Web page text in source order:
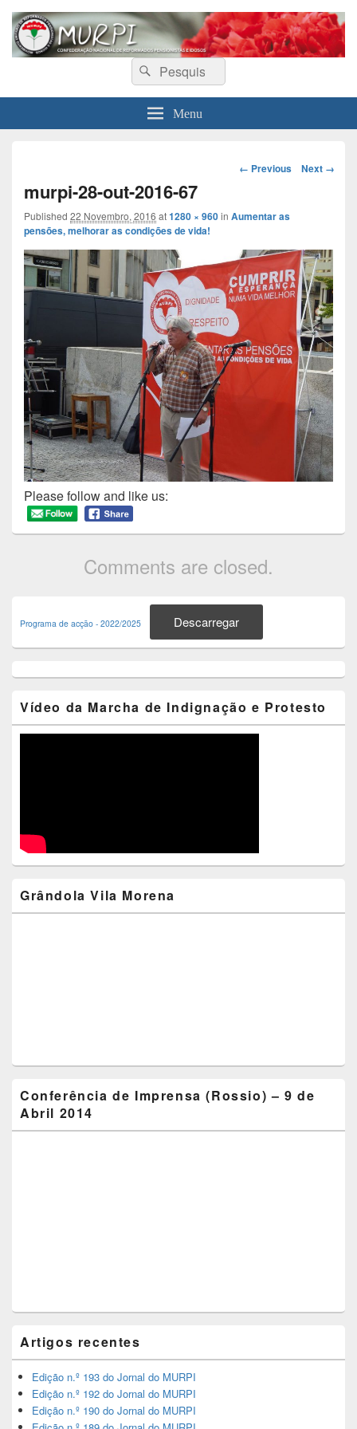
MURPI
Confederação Nacional de Reformados, Pensionistas e Idosos
Search
for:
Search
Menu
Image
← Previous Next →
murpi-28-out-2016-67
Published 22 Novembro, 2016 at1280 × 960in Aumentar as
pensões, melhorar as condições de vida!
Please follow and like us:
Comments are closed.
Sidebar
Widget
Area
Programa de acção - 2022/2025 Descarregar
Vídeo da Marcha de Indignação e Protesto
Grândola Vila Morena
Conferência de Imprensa (Rossio) – 9 de
Abril 2014
Artigos recentes
Edição n.º 193 do Jornal do MURPI
Edição n.º 192 do Jornal do MURPI
Edição n.º 190 do Jornal do MURPI